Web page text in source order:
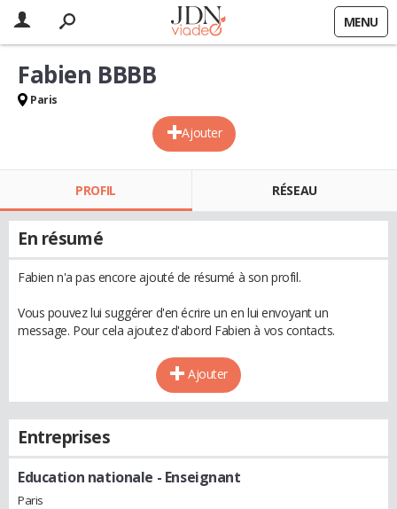
MENU
Ajouter
Fabien BBBB
Paris
PROFIL RÉSEAU
En résumé
Fabien n'a pas encore ajouté de résumé à son profil.
Vous pouvez lui suggérer d'en écrire un en lui envoyant un
message. Pour cela ajoutez d'abord Fabien à vos contacts.
Ajouter
Entreprises
Education nationale - Enseignant
Paris